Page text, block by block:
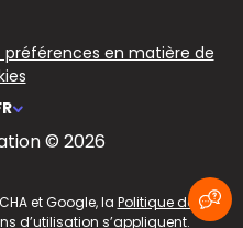
en matière de
© 2026
et Google, la Politique de
d’utilisation s’appliquent.